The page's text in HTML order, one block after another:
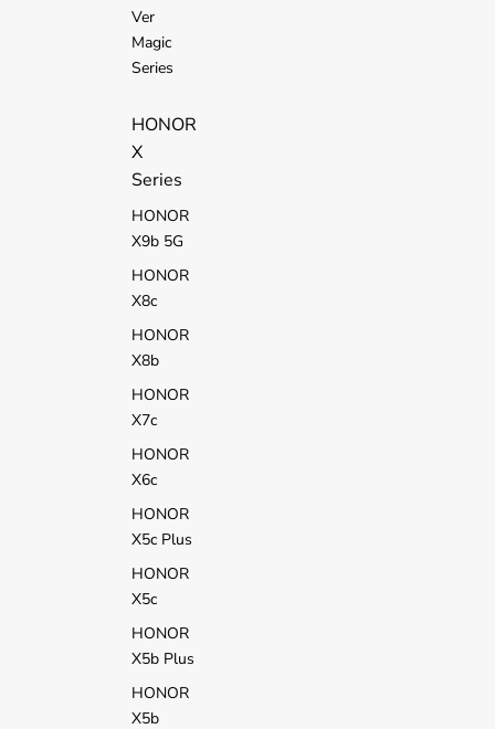
Ver
Magic
Series
HONOR
X
Series
HONOR
X9b 5G
HONOR
X8c
HONOR
X8b
HONOR
X7c
HONOR
X6c
HONOR
X5c Plus
HONOR
X5c
HONOR
X5b Plus
HONOR
X5b